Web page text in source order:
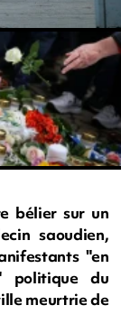
bélier sur un
saoudien,
"en
politique du
meurtrie de